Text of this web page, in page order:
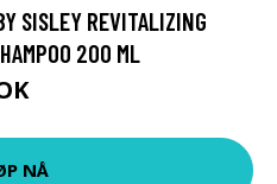
SISLEY REVITALIZING
200 ML
NÅ